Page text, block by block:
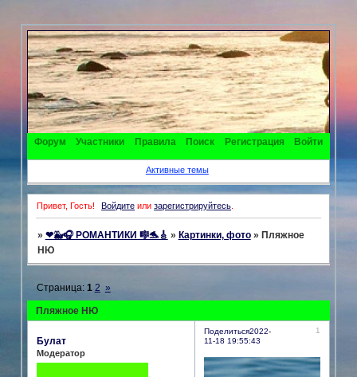
Форум Участники Правила Поиск Регистрация Войти
Активные темы
Привет, Гость! Войдите илизарегистрируйтесь.
» ❤🐳🎧 РОМАНТИКИ 🎼🐬🎸 » Картинки, фото » Пляжное
НЮ
Пляжное НЮ
Страница: 1 2 »
Поделиться 1
2022-
11-18 19:55:43
Булат
Модератор